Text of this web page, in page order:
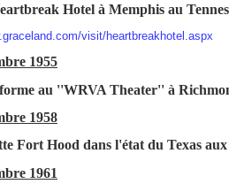
Hotel à Memphis au
visit/heartbreakhotel.aspx
1955
au ''WRVA Theater'' à
1958
Fort Hood dans l'état du Texas
1961